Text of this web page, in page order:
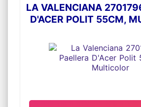
LA VALENCIANA
D'ACER POLIT 55CM,